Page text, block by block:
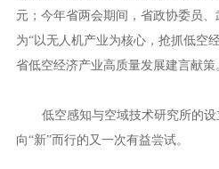
元；今年省两会期间，省政协委员
为“以无人机产业为核心，抢抓低空
省低空经济产业高质量发展建言献策
低空感知与空域技术研究所的设
向“新”而行的又一次有益尝试。